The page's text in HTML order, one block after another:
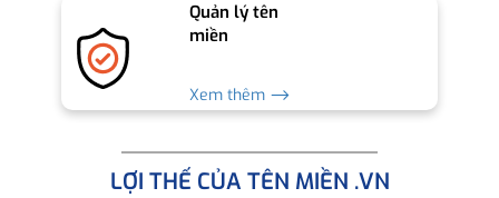
Quản lý tên
miền
Xem thêm ⟶
LỢI THẾ CỦA TÊN MIỀN .VN